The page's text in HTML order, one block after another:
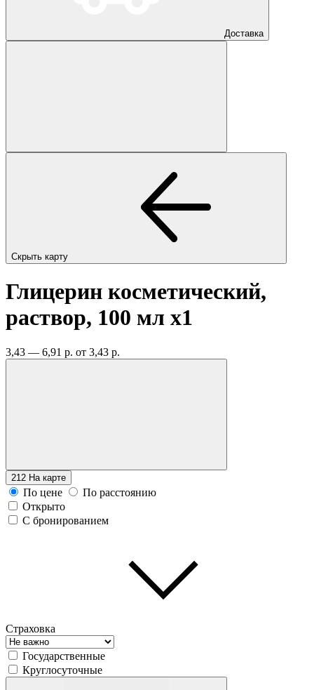
Доставка
Скрыть карту
Глицерин косметический,
раствор, 100 мл x1
3,43 — 6,91 р. от 3,43 р.
212 На карте
По цене
По расстоянию
Открыто
С бронированием
Страховка
Государственные
Круглосуточные